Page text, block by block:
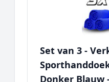
Set van 3 -
Donker Blauw